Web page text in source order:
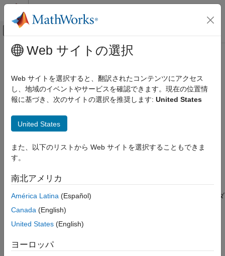
コンテンツへスキップ
オフキャンバス ナビゲーション メ
ドキュメンテーションのホーム
ソフトウェア開発
テスト フレームワーク
matlab.unittest.constraints.IsFolder クラス
説明
例
メインコンテンツ
matlab.unittest.constraints.IsFolder
クラス
名前空間:
matlab.unittest.constraints
matlab.unittest.constraints.BooleanConstraint
値がフォルダーであるかどうかをテスト
説明
matlab.unittest.constraints.IsFolder
クラスは、値がフォルダ
ーを表すかどうかをテストするための制約を提供します。
作成
説明
Web サイトの選択
Web サイトを選択すると、翻訳されたコンテンツにアクセス
し、地域のイベントやサービスを確認できます。現在の位置情
報に基づき、次のサイトの選択を推奨します: United States
United States
また、以下のリストから Web サイトを選択することもできま
す。
南北アメリカ
América Latina (Español)
Canada (English)
United States (English)
ヨーロッパ